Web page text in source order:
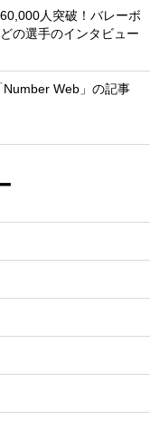
人突破！バレーボ
の選手のインタビュー
Number Web」の記事